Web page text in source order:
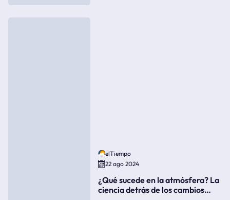
elTiempo
22 ago 2024
¿Qué sucede en la atmósfera? La
ciencia detrás de los cambios